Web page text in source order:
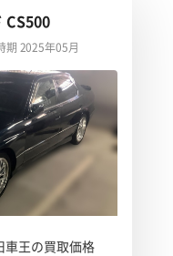
CS500
期 2025年05月
車王の買取価格